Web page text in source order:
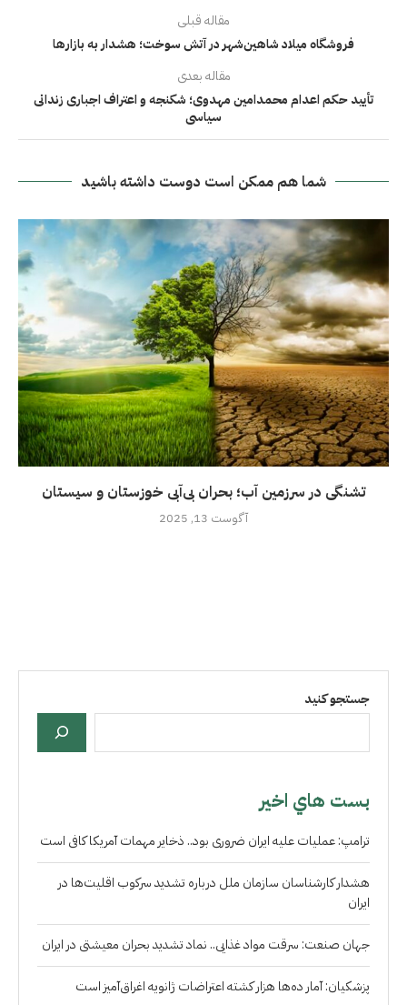
مقاله قبلی
فروشگاه میلاد شاهین‌شهر در آتش سوخت؛ هشدار به بازارها
مقاله بعدی
تأیید حکم اعدام محمدامین مهدوی؛ شکنجه و اعتراف اجباری زندانی
سیاسی
شما هم ممکن است دوست داشته باشید
تشنگی در سرزمین آب؛ بحران بی‌آبی خوزستان و سیستان
آگوست 13, 2025
جستجو کنید
بست هاي اخير
ترامپ: عملیات علیه ایران ضروری بود.. ذخایر مهمات آمریکا کافی است
هشدار کارشناسان سازمان ملل درباره تشدید سرکوب اقلیت‌ها در
ایران
جهان صنعت: سرقت مواد غذایی.. نماد تشدید بحران معیشتی در ایران
پزشکیان: آمار ده‌ها هزار کشته اعتراضات ژانویه اغراق‌آمیز است